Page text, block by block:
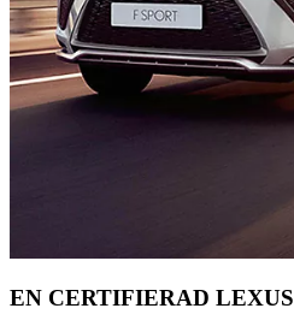
EN CERTIFIERAD LEXUS